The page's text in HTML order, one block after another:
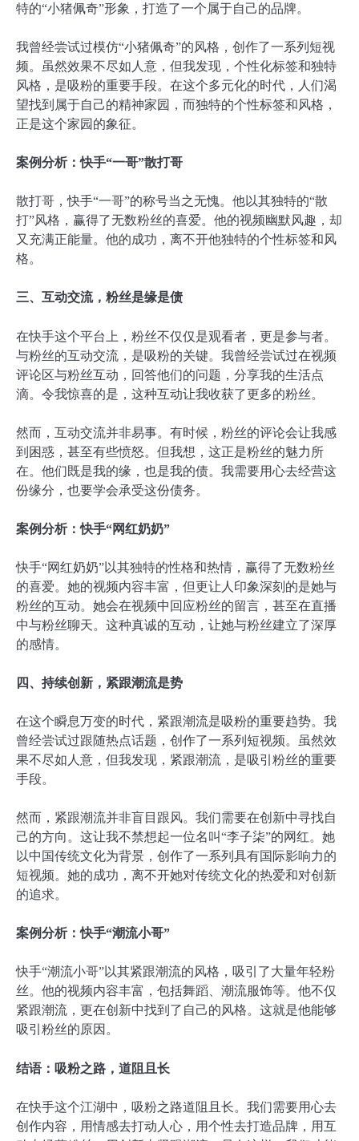
特的“小猪佩奇”形象，打造了一个属于自己的品牌。
我曾经尝试过模仿“小猪佩奇”的风格，创作了一系列短视
频。虽然效果不尽如人意，但我发现，个性化标签和独特
风格，是吸粉的重要手段。在这个多元化的时代，人们渴
望找到属于自己的精神家园，而独特的个性标签和风格，
正是这个家园的象征。
案例分析：快手“一哥”散打哥
散打哥，快手“一哥”的称号当之无愧。他以其独特的“散
打”风格，赢得了无数粉丝的喜爱。他的视频幽默风趣，却
又充满正能量。他的成功，离不开他独特的个性标签和风
格。
三、互动交流，粉丝是缘是债
在快手这个平台上，粉丝不仅仅是观看者，更是参与者。
与粉丝的互动交流，是吸粉的关键。我曾经尝试过在视频
评论区与粉丝互动，回答他们的问题，分享我的生活点
滴。令我惊喜的是，这种互动让我收获了更多的粉丝。
然而，互动交流并非易事。有时候，粉丝的评论会让我感
到困惑，甚至有些愤怒。但我想，这正是粉丝的魅力所
在。他们既是我的缘，也是我的债。我需要用心去经营这
份缘分，也要学会承受这份债务。
案例分析：快手“网红奶奶”
快手“网红奶奶”以其独特的性格和热情，赢得了无数粉丝
的喜爱。她的视频内容丰富，但更让人印象深刻的是她与
粉丝的互动。她会在视频中回应粉丝的留言，甚至在直播
中与粉丝聊天。这种真诚的互动，让她与粉丝建立了深厚
的感情。
四、持续创新，紧跟潮流是势
在这个瞬息万变的时代，紧跟潮流是吸粉的重要趋势。我
曾经尝试过跟随热点话题，创作了一系列短视频。虽然效
果不尽如人意，但我发现，紧跟潮流，是吸引粉丝的重要
手段。
然而，紧跟潮流并非盲目跟风。我们需要在创新中寻找自
己的方向。这让我不禁想起一位名叫“李子柒”的网红。她
以中国传统文化为背景，创作了一系列具有国际影响力的
短视频。她的成功，离不开她对传统文化的热爱和对创新
的追求。
案例分析：快手“潮流小哥”
快手“潮流小哥”以其紧跟潮流的风格，吸引了大量年轻粉
丝。他的视频内容丰富，包括舞蹈、潮流服饰等。他不仅
紧跟潮流，更在创新中找到了自己的风格。这就是他能够
吸引粉丝的原因。
结语：吸粉之路，道阻且长
在快手这个江湖中，吸粉之路道阻且长。我们需要用心去
创作内容，用情感去打动人心，用个性去打造品牌，用互